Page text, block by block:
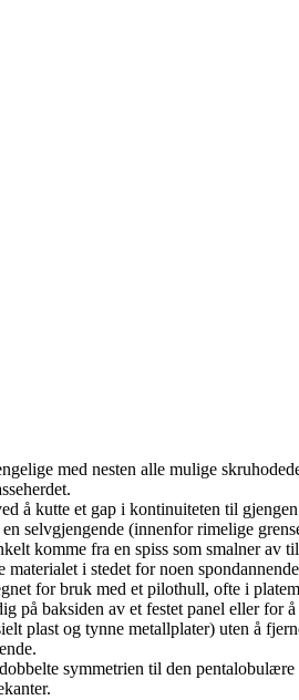
med nesten alle mulige
å kutte et gap i kontinuiteten til
selvgjengende (innenfor rimelige
komme fra en spiss som smalner
i stedet for noen
for bruk med et pilothull, ofte i
baksiden av et festet panel eller for
plast og tynne metallplater) uten å
symmetrien til den